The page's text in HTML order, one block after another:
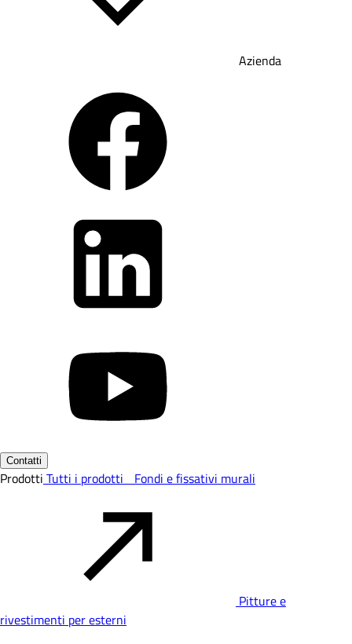
Azienda
Contatti
Prodotti Tutti i prodotti Fondi e fissativi murali
Pitture e
rivestimenti per esterni